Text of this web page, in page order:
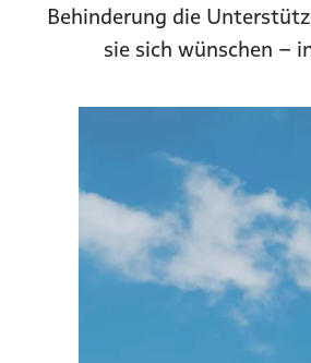
Behinderung die
sie sich wünschen –